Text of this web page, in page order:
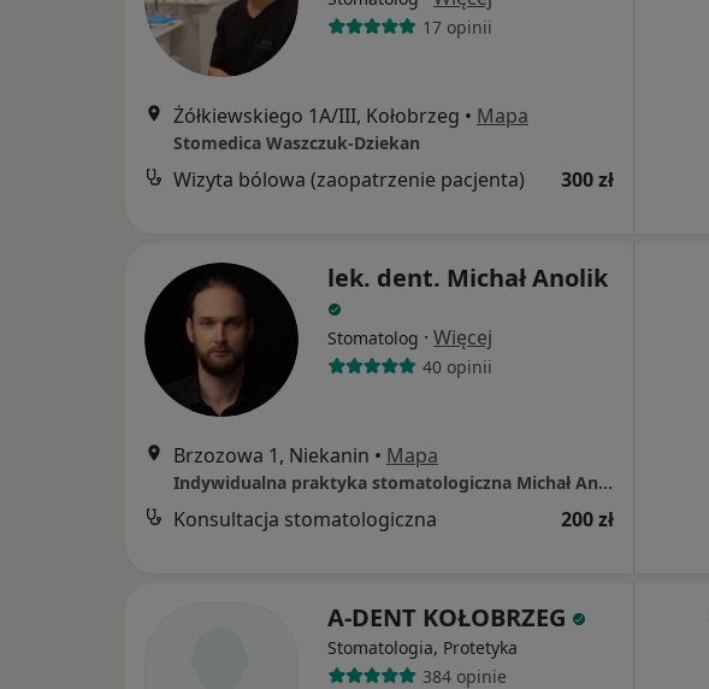
17 opinii
Żółkiewskiego 1A/III, Kołobrzeg • Mapa
Stomedica Waszczuk-Dziekan
Wizyta bólowa (zaopatrzenie pacjenta) 300 zł
lek. dent. Michał Anolik
Stomatolog · Więcej
40 opinii
Brzozowa 1, Niekanin • Mapa
Indywidualna praktyka stomatologiczna Michał Anolik (m. Niekanin)
Konsultacja stomatologiczna 200 zł
A-DENT KOŁOBRZEG
Stomatologia, Protetyka
384 opinie